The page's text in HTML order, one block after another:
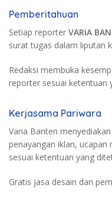
Pemberitahuan
Setiap reporter VARIA
surat tugas dalam liputan
Redaksi membuka
reporter sesuai ketentuan
Kerjasama Pariwara
Varia Banten
penayangan iklan, ucapan
sesuai ketentuan yang
Gratis jasa desain dan